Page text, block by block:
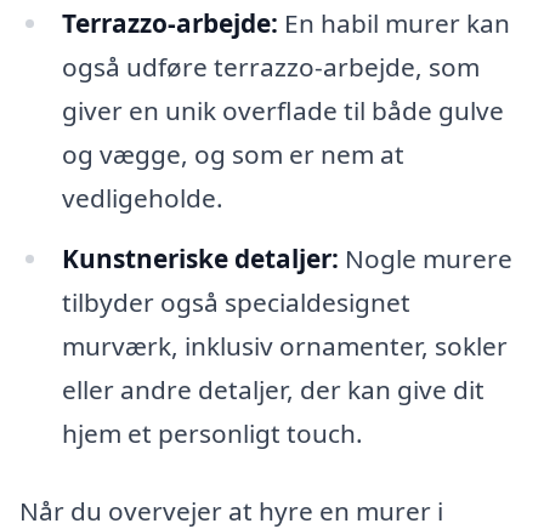
Terrazzo-arbejde: En habil murer kan
også udføre terrazzo-arbejde, som
giver en unik overflade til både gulve
og vægge, og som er nem at
vedligeholde.
Kunstneriske detaljer: Nogle murere
tilbyder også specialdesignet
murværk, inklusiv ornamenter, sokler
eller andre detaljer, der kan give dit
hjem et personligt touch.
Når du overvejer at hyre en murer i